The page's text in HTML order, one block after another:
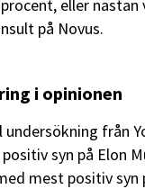
eller
på Novus.
i opinionen
från
positiv syn på Elon
mest positiv syn